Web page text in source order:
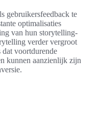
gebruikersfeedback te
optimalisaties
van hun storytelling-
verder vergroot
voortdurende
kunnen aanzienlijk zijn